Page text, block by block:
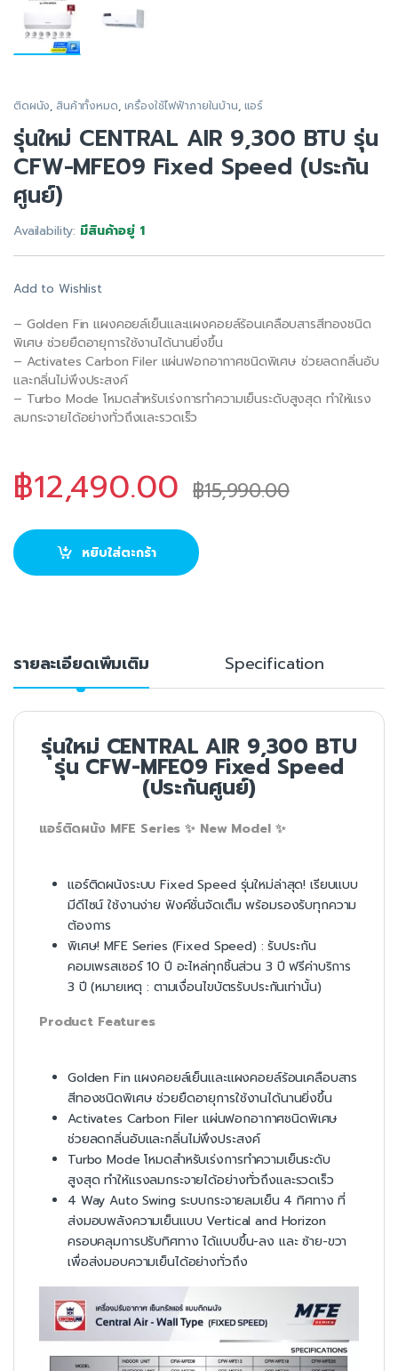
ติดผนัง, สินค้าทั้งหมด, เครื่องใช้ไฟฟ้าภายในบ้าน, แอร์
รุ่นใหม่ CENTRAL AIR 9,300 BTU รุ่น
CFW-MFE09 Fixed Speed (ประกัน
ศูนย์)
Availability: มีสินค้าอยู่ 1
Add to Wishlist
– Golden Fin แผงคอยล์เย็นและแผงคอยล์ร้อนเคลือบสารสีทองชนิด
พิเศษ ช่วยยืดอายุการใช้งานได้นานยิ่งขึ้น
– Activates Carbon Filer แผ่นฟอกอากาศชนิดพิเศษ ช่วยลดกลิ่นอับ
และกลิ่นไม่พึงประสงค์
– Turbo Mode โหมดสำหรับเร่งการทำความเย็นระดับสูงสุด ทำให้แรง
ลมกระจายได้อย่างทั่วถึงและรวดเร็ว
฿12,490.00 ฿15,990.00
หยิบใส่ตะกร้า
รายละเอียดเพิ่มเติม Specification
รุ่นใหม่ CENTRAL AIR 9,300 BTU
รุ่น CFW-MFE09 Fixed Speed
(ประกันศูนย์)
แอร์ติดผนัง MFE Series ✨ New Model ✨
แอร์ติดผนังระบบ Fixed Speed รุ่นใหม่ล่าสุด! เรียบแบบ
มีดีไซน์ ใช้งานง่าย ฟังค์ชั่นจัดเต็ม พร้อมรองรับทุกความ
ต้องการ
พิเศษ! MFE Series (Fixed Speed) : รับประกัน
คอมเพรสเซอร์ 10 ปี อะไหล่ทุกชิ้นส่วน 3 ปี ฟรีค่าบริการ
3 ปี (หมายเหตุ : ตามเงื่อนไขบัตรรับประกันเท่านั้น)
Product Features
Golden Fin แผงคอยล์เย็นและแผงคอยล์ร้อนเคลือบสาร
สีทองชนิดพิเศษ ช่วยยืดอายุการใช้งานได้นานยิ่งขึ้น
Activates Carbon Filer แผ่นฟอกอากาศชนิดพิเศษ
ช่วยลดกลิ่นอับและกลิ่นไม่พึงประสงค์
Turbo Mode โหมดสำหรับเร่งการทำความเย็นระดับ
สูงสุด ทำให้แรงลมกระจายได้อย่างทั่วถึงและรวดเร็ว
4 Way Auto Swing ระบบกระจายลมเย็น 4 ทิศทาง ที่
ส่งมอบพลังความเย็นแบบ Vertical and Horizon
ครอบคลุมการปรับทิศทาง ได้แบบขึ้น-ลง และ ซ้าย-ขวา
เพื่อส่งมอบความเย็นได้อย่างทั่วถึง